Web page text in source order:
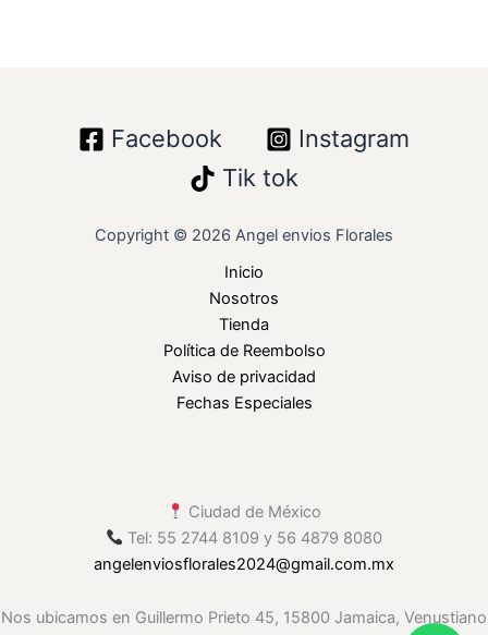
Facebook
Instagram
Tik tok
Copyright © 2026 Angel envios Florales
Inicio
Nosotros
Tienda
Política de Reembolso
Aviso de privacidad
Fechas Especiales
Ciudad de México
Tel: 55 2744 8109 y 56 4879 8080
angelenviosflorales2024@gmail.com.mx
Nos ubicamos en Guillermo Prieto 45, 15800 Jamaica, Venustiano